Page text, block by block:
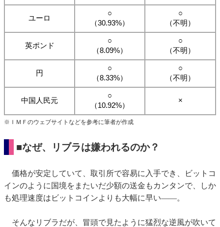
ユーロ
○
（30.93%）
○
（不明）
英ポンド
○
（8.09%）
○
（不明）
円
○
（8.33%）
○
（不明）
中国人民元
○
（10.92%）
×
※ＩＭＦのウェブサイトなどを参考に筆者が作成
■なぜ、リブラは嫌われるのか？
価格が安定していて、取引所で容易に入手でき、ビットコ
インのように国境をまたいだ少額の送金もカンタンで、しか
も処理速度はビットコインよりも大幅に早い――。
そんなリブラだが、冒頭で見たように猛烈な逆風が吹いて